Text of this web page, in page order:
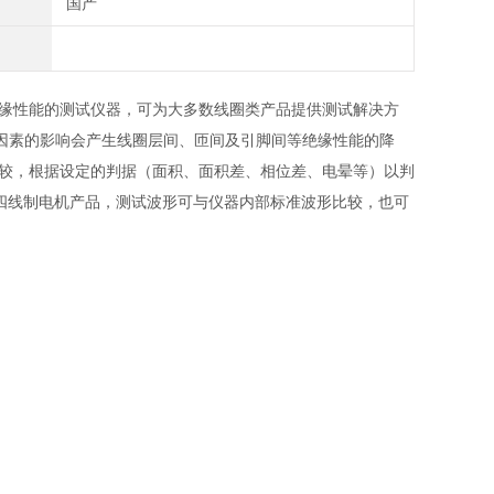
性能的测试仪器，可为大多数线圈类产品提供测试解决方
的影响会产生线圈层间、匝间及引脚间等绝缘性能的降
根据设定的判据（面积、面积差、相位差、电晕等）以判
制电机产品，测试波形可与仪器内部标准波形比较，也可